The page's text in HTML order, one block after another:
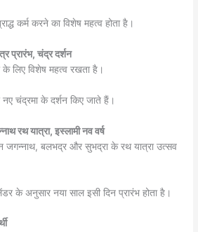
कर्म करने का विशेष महत्व होता है।
प्रारंभ, चंद्र दर्शन
लिए विशेष महत्व रखता है।
नए चंद्रमा के दर्शन किए जाते हैं।
रथ यात्रा, इस्लामी नव वर्ष
जगन्नाथ, बलभद्र और सुभद्रा के रथ यात्रा उत्सव
के अनुसार नया साल इसी दिन प्रारंभ होता है।